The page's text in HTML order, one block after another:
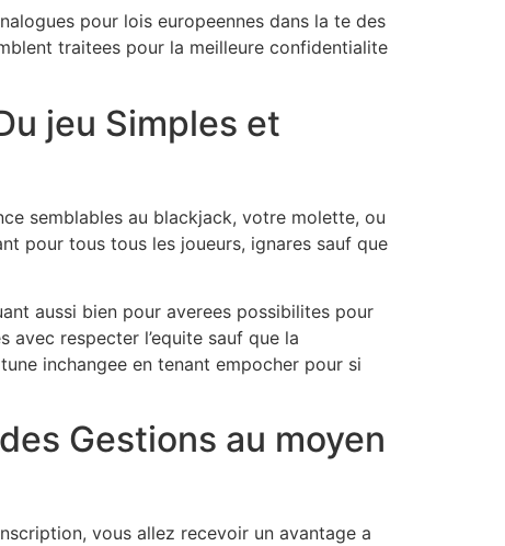
pour lois europeennes dans la te des
traitees pour la meilleure confidentialite
jeu Simples et
semblables au blackjack, votre molette, ou
pour tous tous les joueurs, ignares sauf que
aussi bien pour averees possibilites pour
respecter l’equite sauf que la
inchangee en tenant empocher pour si
Gestions au moyen
vous allez recevoir un avantage a